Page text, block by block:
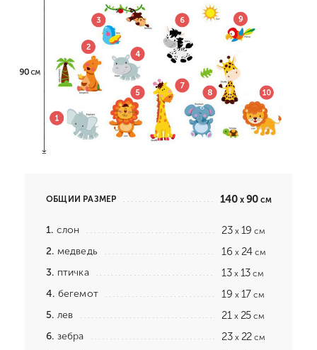
ОБЩИЙ РАЗМЕР 140 x90 см
1. слон 23 x19 см
2. медведь 16 x24 см
3. птичка 13 x13 см
4. бегемот 19 x17 см
5. лев 21 x25 см
6. зебра 23 x22 см